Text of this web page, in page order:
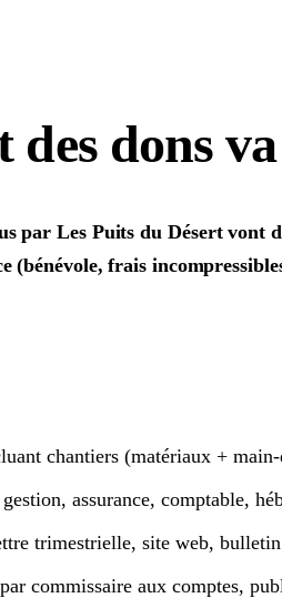
des dons
par Les Puits du Désert
(bénévole, frais
chantiers (matériaux +
assurance, comptable,
trimestrielle, site web, bulletin
commissaire aux comptes,